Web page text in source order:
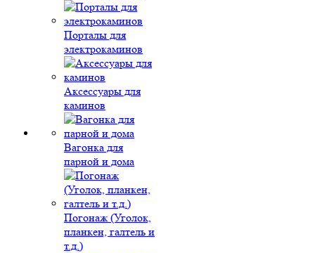
Порталы для
электрокаминов
Аксессуары для
каминов
Вагонка для
парной и дома
Погонаж (Уголок,
планкен, галтель и
т.д.)